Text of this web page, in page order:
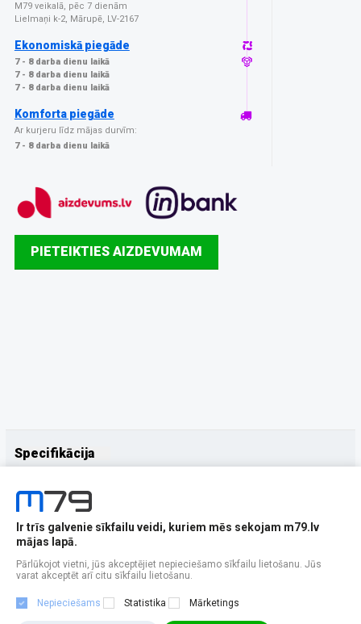
M79 veikalā, pēc 7 dienām
Lielmaņi k-2, Mārupē, LV-2167
Ekonomiskā piegāde
7 - 8 darba dienu laikā
7 - 8 darba dienu laikā
7 - 8 darba dienu laikā
Komforta piegāde
Ar kurjeru līdz mājas durvīm:
7 - 8 darba dienu laikā
PIETEIKTIES AIZDEVUMAM
Specifikācija
Papildus
Ir trīs galvenie sīkfailu veidi, kuriem mēs sekojam m79.lv
mājas lapā.
Pārlūkojot vietni, jūs akceptējiet nepieciešamo sīkfailu lietošanu. Jūs
varat akceptēt arī citu sīkfailu lietošanu.
Nepieciešams Statistika Mārketings